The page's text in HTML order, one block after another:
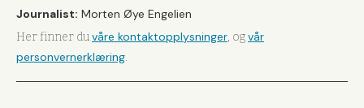
Journalist: Morten Øye Engelien
Her finner duvåre kontaktopplysninger, ogvår
personvernerklæring.